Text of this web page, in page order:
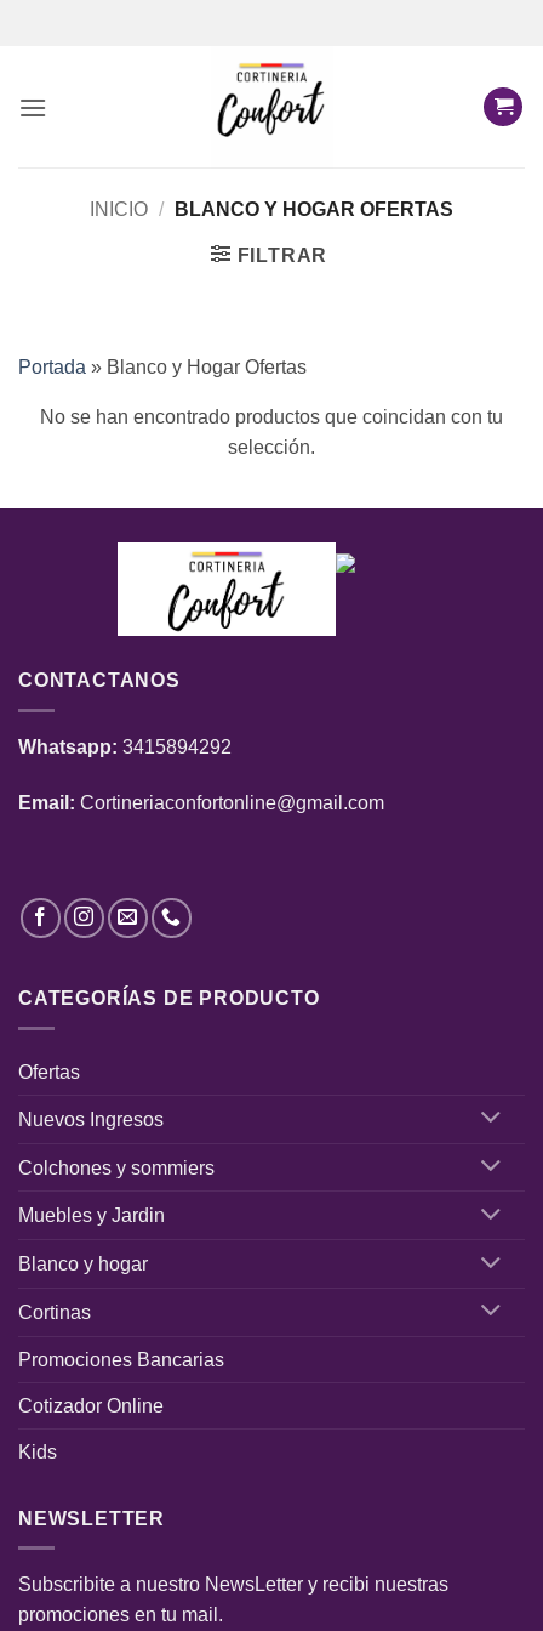
INICIO / BLANCO Y HOGAR OFERTAS
FILTRAR
Portada » Blanco y Hogar Ofertas
No se han encontrado productos que coincidan con tu
selección.
CONTACTANOS
Whatsapp: 3415894292
Email: Cortineriaconfortonline@gmail.com
CATEGORÍAS DE PRODUCTO
Ofertas
Nuevos Ingresos
Colchones y sommiers
Muebles y Jardin
Blanco y hogar
Cortinas
Promociones Bancarias
Cotizador Online
Kids
NEWSLETTER
Subscribite a nuestro NewsLetter y recibi nuestras
promociones en tu mail.